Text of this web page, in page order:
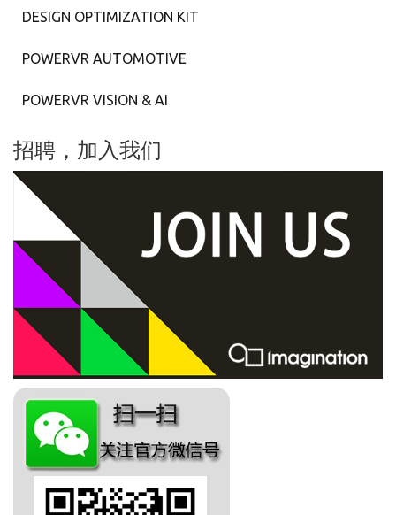
DESIGN OPTIMIZATION KIT
POWERVR AUTOMOTIVE
POWERVR VISION & AI
招聘，加入我们